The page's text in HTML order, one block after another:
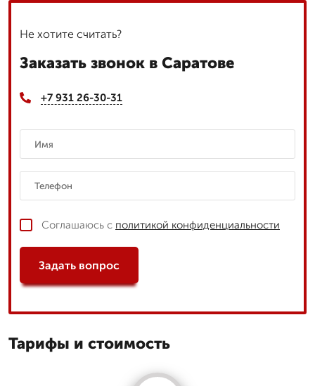
Не хотите считать?
Заказать звонок в Саратове
+7 931 26-30-31
Соглашаюсь с политикой конфиденциальности
Задать вопрос
Тарифы и стоимость